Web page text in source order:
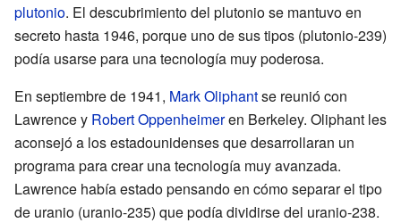
plutonio. El descubrimiento del plutonio se mantuvo en
secreto hasta 1946, porque uno de sus tipos (plutonio-239)
podía usarse para una tecnología muy poderosa.
En septiembre de 1941, Mark Oliphantse reunió con
Lawrence y Robert Oppenheimeren Berkeley. Oliphant les
aconsejó a los estadounidenses que desarrollaran un
programa para crear una tecnología muy avanzada.
Lawrence había estado pensando en cómo separar el tipo
de uranio (uranio-235) que podía dividirse del uranio-238.